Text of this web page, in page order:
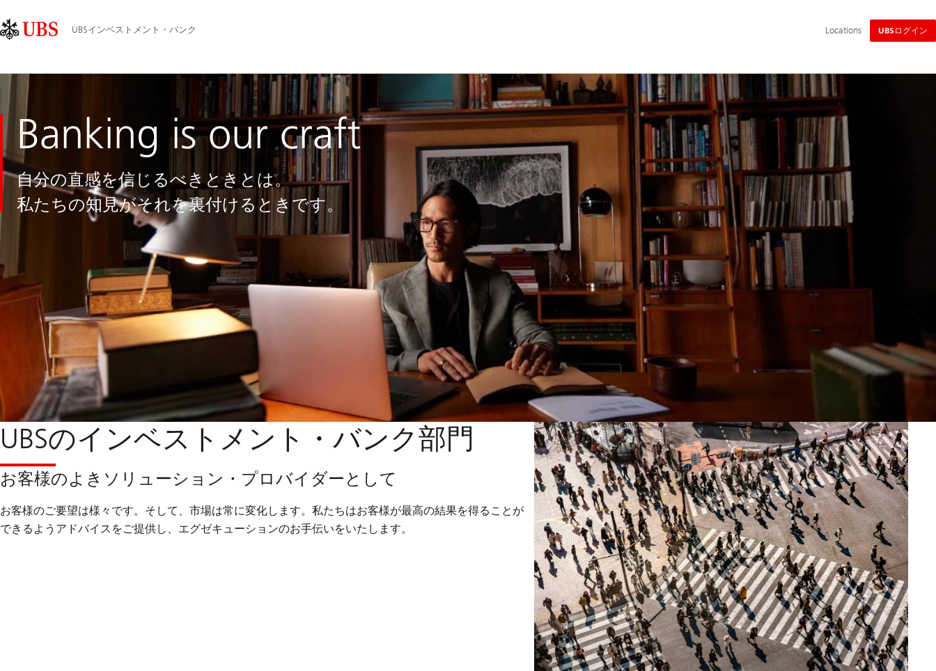
Area
イ
ン
ビ
ゲ
ー
シ
ョ
ン
UBSインベストメント・バンク
イ
ー
シ
ョ
ン
Locations UBSログイン
Banking
is
our
craft
Banking is our craft
自分の直感を信じるべきときとは。
私たちの知見がそれを裏付けるときです。
UBSのインベストメント・バンク部門
お客様のよきソリューション・プロバイダーとして
お客様のご要望は様々です。そして、市場は常に変化します。私たちはお客様が最高の結果を得ることが
できるようアドバイスをご提供し、エグゼキューションのお手伝いをいたします。